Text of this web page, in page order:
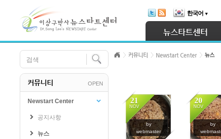
한국어 ▼
뉴스타트센터
커뮤니티 OPEN
Newstart Center
공지사항
뉴스
커뮤니티 Newstart Center 뉴스
21
NOV
by
webmaster
1719
20
NOV
by
1481
Sketchbook5, 스케치북5
Sketchbook5, 스케치북5